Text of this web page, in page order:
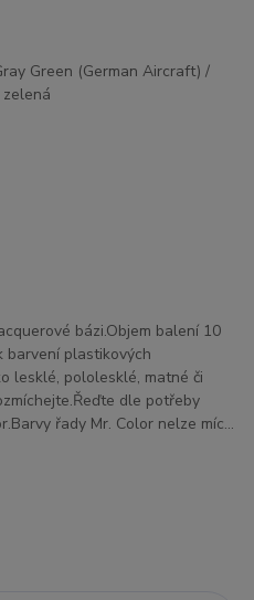
bázi.Objem balení 10
barvení plastikových
lesklé, pololesklé, matné či
dle potřeby
řady Mr. Color nelze míc...